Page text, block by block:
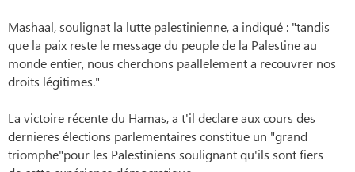
Mashaal, soulignat la lutte palestinienne, a indiqué : "tandis
que la paix reste le message du peuple de la Palestine au
monde entier, nous cherchons paallelement a recouvrer nos
droits légitimes."
La victoire récente du Hamas, a t'il declare aux cours des
dernieres élections parlementaires constitue un "grand
triomphe"pour les Palestiniens soulignant qu'ils sont fiers